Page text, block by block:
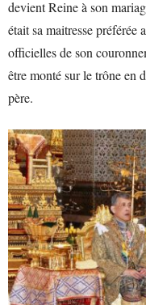
devient Reine à son
était sa maitresse préférée
officielles de son
être monté sur le trône en
père.